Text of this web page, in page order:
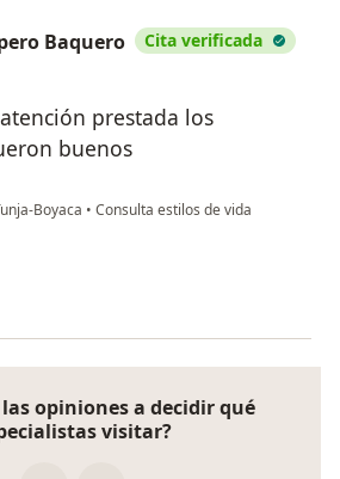
Baquero Cita verificada
prestada los
buenos
Boyaca • Consulta estilos de vida
Julio Ropero Baquero
las opiniones a decidir qué
visitar?